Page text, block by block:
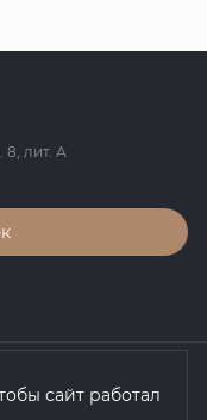
8, лит. А
данных
сайт работал